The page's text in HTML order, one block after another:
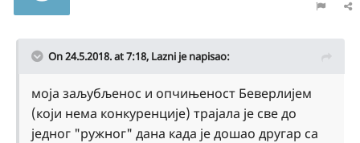
On 24.5.2018. at 7:18, Lazni je napisao:
моја заљубљенос и опчињеност Беверлијем
(који нема конкуренције) трајала је све до
једног "ружног" дана када је дошао другар са